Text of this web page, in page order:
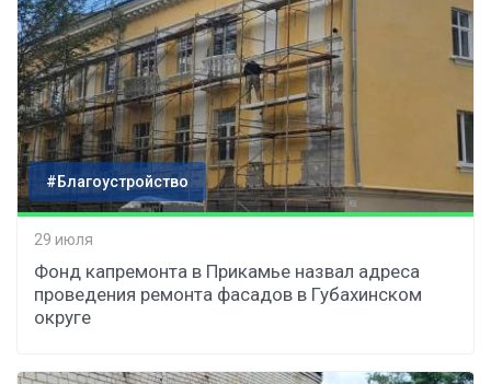
#Благоустройство
29 июля
Фонд капремонта в Прикамье назвал адреса
проведения ремонта фасадов в Губахинском
округе